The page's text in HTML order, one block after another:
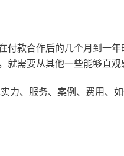
款合作后的几个月到一年
需要从其他一些能够直观
力、服务、案例、费用、